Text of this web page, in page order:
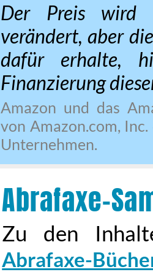
Der Preis wird
verändert, aber
dafür erhalte,
Finanzierung
Amazon und das
von Amazon.com,
Unternehmen.
Abrafaxe-
Zu den
Abrafaxe-